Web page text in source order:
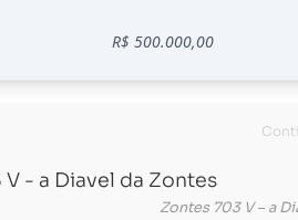
Zontes 703 V – a